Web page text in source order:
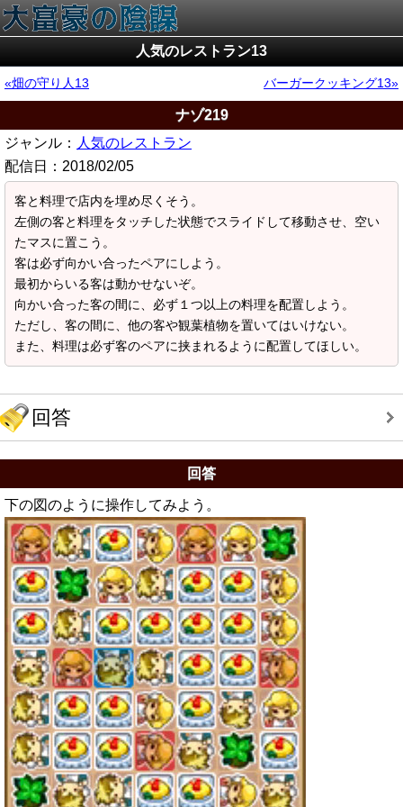
人気のレストラン13
畑の守り人13 バーガークッキング13
ナゾ219
ジャンル： 人気のレストラン
配信日： 2018/02/05
客と料理で店内を埋め尽くそう。
左側の客と料理をタッチした状態でスライドして移動させ、空い
たマスに置こう。
客は必ず向かい合ったペアにしよう。
最初からいる客は動かせないぞ。
向かい合った客の間に、必ず１つ以上の料理を配置しよう。
ただし、客の間に、他の客や観葉植物を置いてはいけない。
また、料理は必ず客のペアに挟まれるように配置してほしい。
回答
回答
下の図のように操作してみよう。